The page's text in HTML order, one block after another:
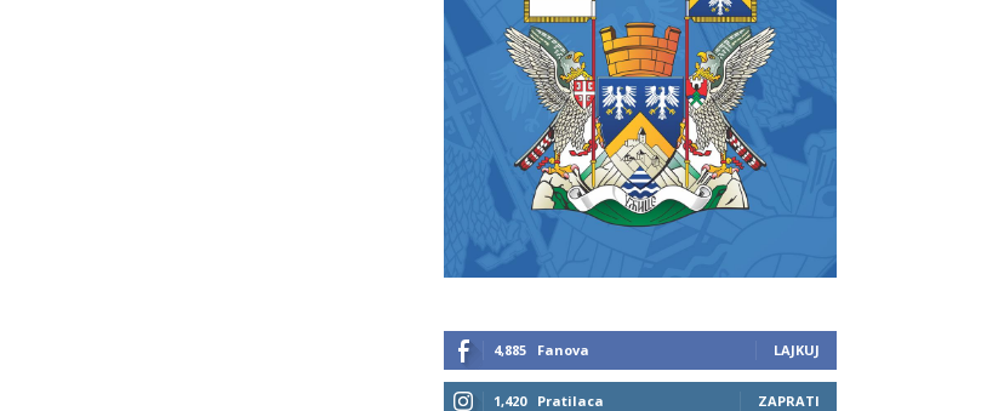
4,885 Fanova LAJKUJ
1,420 Pratilaca ZAPRATI